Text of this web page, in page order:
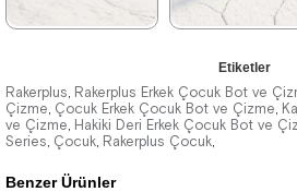
2.259,90 ₺
3.879,90 ₺
★ ★ ★
3.879,90 ₺
Benzer Ürünler
Etiketler
Rakerplus, Rakerplus Erkek Çocuk Bot ve
Çizme, Çocuk Erkek Çocuk Bot ve Çizme,
ve Çizme, Hakiki Deri Erkek Çocuk Bot ve
Series, Çocuk, Rakerplus Çocuk,